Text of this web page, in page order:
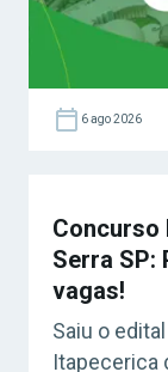
6 ago 2026
Concurso
Serra SP:
vagas!
Saiu o
Itapecerica